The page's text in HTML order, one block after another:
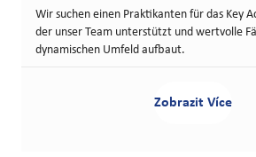
Wir suchen einen Praktikanten für das Key
der unser Team unterstützt und wertvolle
dynamischen Umfeld aufbaut.
Zobrazit Více